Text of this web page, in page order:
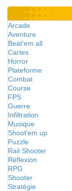
Arcade
Aventure
Beat'em all
Cartes
Horror
Plateforme
Combat
Course
FPS
Guerre
Infiltration
Musique
Shoot'em up
Puzzle
Rail Shooter
Réflexion
RPG
Shooter
Stratégie